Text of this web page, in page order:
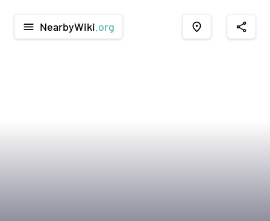
menu NearbyWiki .org place share